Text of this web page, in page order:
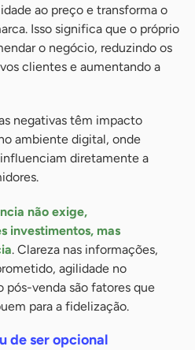
ao preço e transforma o
Isso significa que o próprio
o negócio, reduzindo os
clientes e aumentando a
negativas têm impacto
ambiente digital, onde
diretamente a
não exige,
investimentos, mas
. Clareza nas informações,
agilidade no
venda são fatores que
para a fidelização.
de ser opcional